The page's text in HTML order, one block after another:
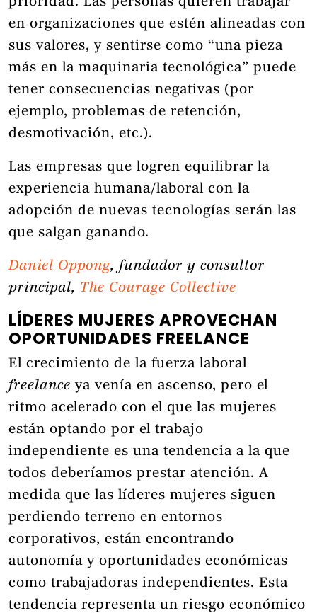
en organizaciones que estén alineadas con
sus valores, y sentirse como “una pieza
más en la maquinaria tecnológica” puede
tener consecuencias negativas (por
ejemplo, problemas de retención,
desmotivación, etc.).
Las empresas que logren equilibrar la
experiencia humana/laboral con la
adopción de nuevas tecnologías serán las
que salgan ganando.
Daniel Oppong, fundador y consultor
principal, The Courage Collective
LÍDERES MUJERES APROVECHAN
OPORTUNIDADES FREELANCE
El crecimiento de la fuerza laboral
freelance ya venía en ascenso, pero el
ritmo acelerado con el que las mujeres
están optando por el trabajo
independiente es una tendencia a la que
todos deberíamos prestar atención. A
medida que las líderes mujeres siguen
perdiendo terreno en entornos
corporativos, están encontrando
autonomía y oportunidades económicas
como trabajadoras independientes. Esta
tendencia representa un riesgo económico